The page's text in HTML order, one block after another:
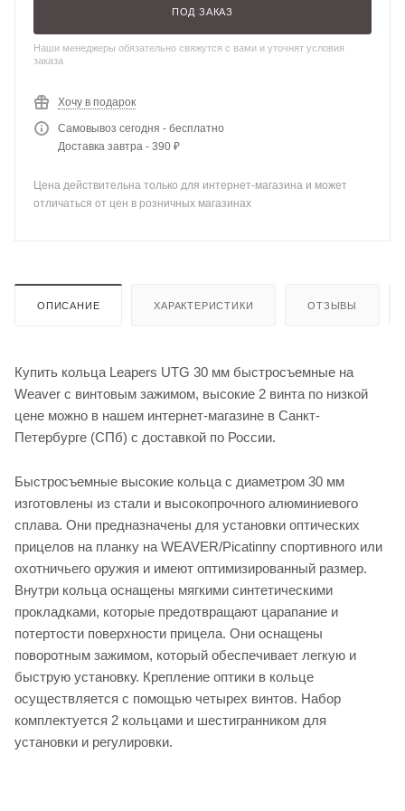
ПОД ЗАКАЗ
Наши менеджеры обязательно свяжутся с вами и уточнят условия
заказа
Хочу в подарок
Самовывоз сегодня - бесплатно
Доставка завтра - 390 ₽
Цена действительна только для интернет-магазина и может
отличаться от цен в розничных магазинах
ОПИСАНИЕ ХАРАКТЕРИСТИКИ ОТЗЫВЫ
Купить кольца Leapers UTG 30 мм быстросъемные на
Weaver с винтовым зажимом, высокие 2 винта по низкой
цене можно в нашем интернет-магазине в Санкт-
Петербурге (СПб) с доставкой по России.
Быстросъемные высокие кольца с диаметром 30 мм
изготовлены из стали и высокопрочного алюминиевого
сплава. Они предназначены для установки оптических
прицелов на планку на WEAVER/Picatinny спортивного или
охотничьего оружия и имеют оптимизированный размер.
Внутри кольца оснащены мягкими синтетическими
прокладками, которые предотвращают царапание и
потертости поверхности прицела. Они оснащены
поворотным зажимом, который обеспечивает легкую и
быструю установку. Крепление оптики в кольце
осуществляется с помощью четырех винтов. Набор
комплектуется 2 кольцами и шестигранником для
установки и регулировки.